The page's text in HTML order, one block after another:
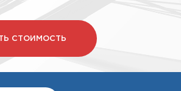
СТОИМОСТЬ